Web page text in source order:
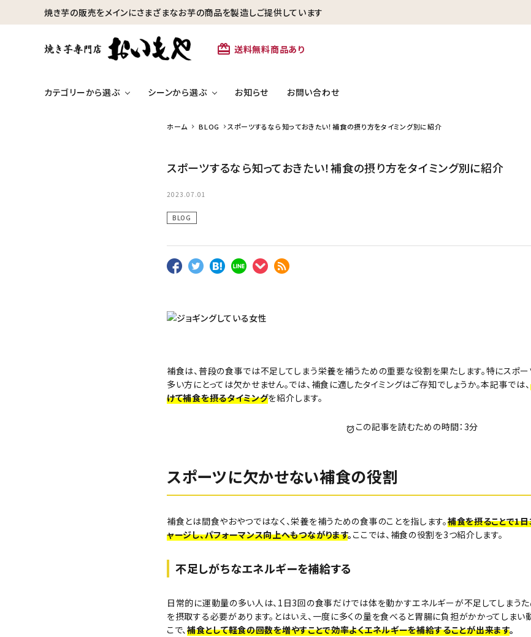
焼き芋の販売をメインにさまざまなお芋の商品を製造しご提供しています
card_giftcard 送料無料商品あり
カテゴリーから選ぶ
芋かりんとう・芋けんぴ
シーンから選ぶ お知らせ お問い合わせ
ホーム BLOG スポーツするなら知っておきたい！補食の摂り方をタイミング別に紹介
スポーツするなら知っておきたい！補食の摂り方をタイミング別に紹介
2023.07.01
BLOG
補食は、普段の食事では不足してしまう栄養を補うための重要な役割を果たします。特にスポ
多い方にとっては欠かせません。では、補食に適したタイミングはご存知でしょうか。本記事では、
けて補食を摂るタイミングを紹介します。
この記事を読むための時間：3分
スポーツに欠かせない補食の役割
補食とは間食やおやつではなく、栄養を補うための食事のことを指します。補食を摂ることで1
ャージし、パフォーマンス向上へもつながります。 ここでは、補食の役割を3つ紹介します。
不足しがちなエネルギーを補給する
日常的に運動量の多い人は、1日3回の食事だけでは体を動かすエネルギーが不足してしまうた
を摂取する必要があります。とはいえ、一度に多くの量を食べると胃腸に負担がかかってしまい
こで、補食として軽食の回数を増やすことで効率よくエネルギーを補給することが出来ます。